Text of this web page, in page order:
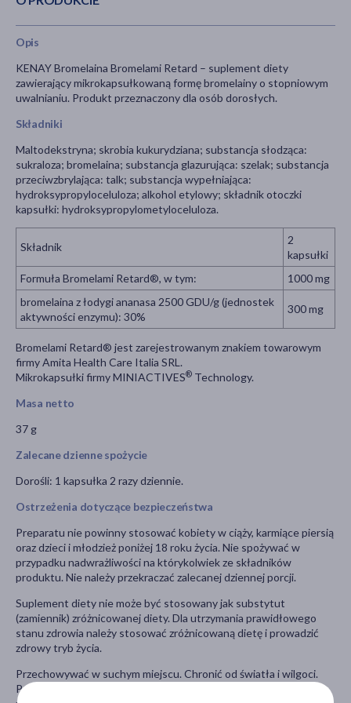
Opis
KENAY Bromelaina Bromelami Retard – suplement diety
zawierający mikrokapsułkowaną formę bromelainy o stopniowym
uwalnianiu. Produkt przeznaczony dla osób dorosłych.
Składniki
Maltodekstryna; skrobia kukurydziana; substancja słodząca:
sukraloza; bromelaina; substancja glazurująca: szelak; substancja
przeciwzbrylająca: talk; substancja wypełniająca:
hydroksypropyloceluloza; alkohol etylowy; składnik otoczki
kapsułki: hydroksypropylometyloceluloza.
Składnik
2
kapsułki
Formuła Bromelami Retard®, w tym:
1000 mg
bromelaina z łodygi ananasa 2500 GDU/g (jednostek
aktywności enzymu): 30%
300 mg
Bromelami Retard® jest zarejestrowanym znakiem towarowym
firmy Amita Health Care Italia SRL.
Mikrokapsułki firmy MINIACTIVES® Technology.
Masa netto
37 g
Zalecane dzienne spożycie
Dorośli: 1 kapsułka 2 razy dziennie.
Ostrzeżenia dotyczące bezpieczeństwa
Preparatu nie powinny stosować kobiety w ciąży, karmiące piersią
oraz dzieci i młodzież poniżej 18 roku życia. Nie spożywać w
przypadku nadwrażliwości na którykolwiek ze składników
produktu. Nie należy przekraczać zalecanej dziennej porcji.
Suplement diety nie może być stosowany jak substytut
(zamiennik) zróżnicowanej diety. Dla utrzymania prawidłowego
stanu zdrowia należy stosować zróżnicowaną dietę i prowadzić
zdrowy tryb życia.
Przechowywać w suchym miejscu. Chronić od światła i wilgoci.
Przechowywać w temperaturze pokojowej, w sposób